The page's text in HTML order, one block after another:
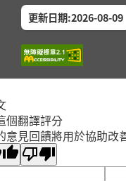
蘆洲區
「
林口區
射
更新日期:2026-08-09
個翻譯評分
意見回饋將用於協助改